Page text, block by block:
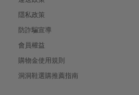
隱私政策
防詐騙宣導
會員權益
購物金使用規則
洞洞鞋選購推薦指南